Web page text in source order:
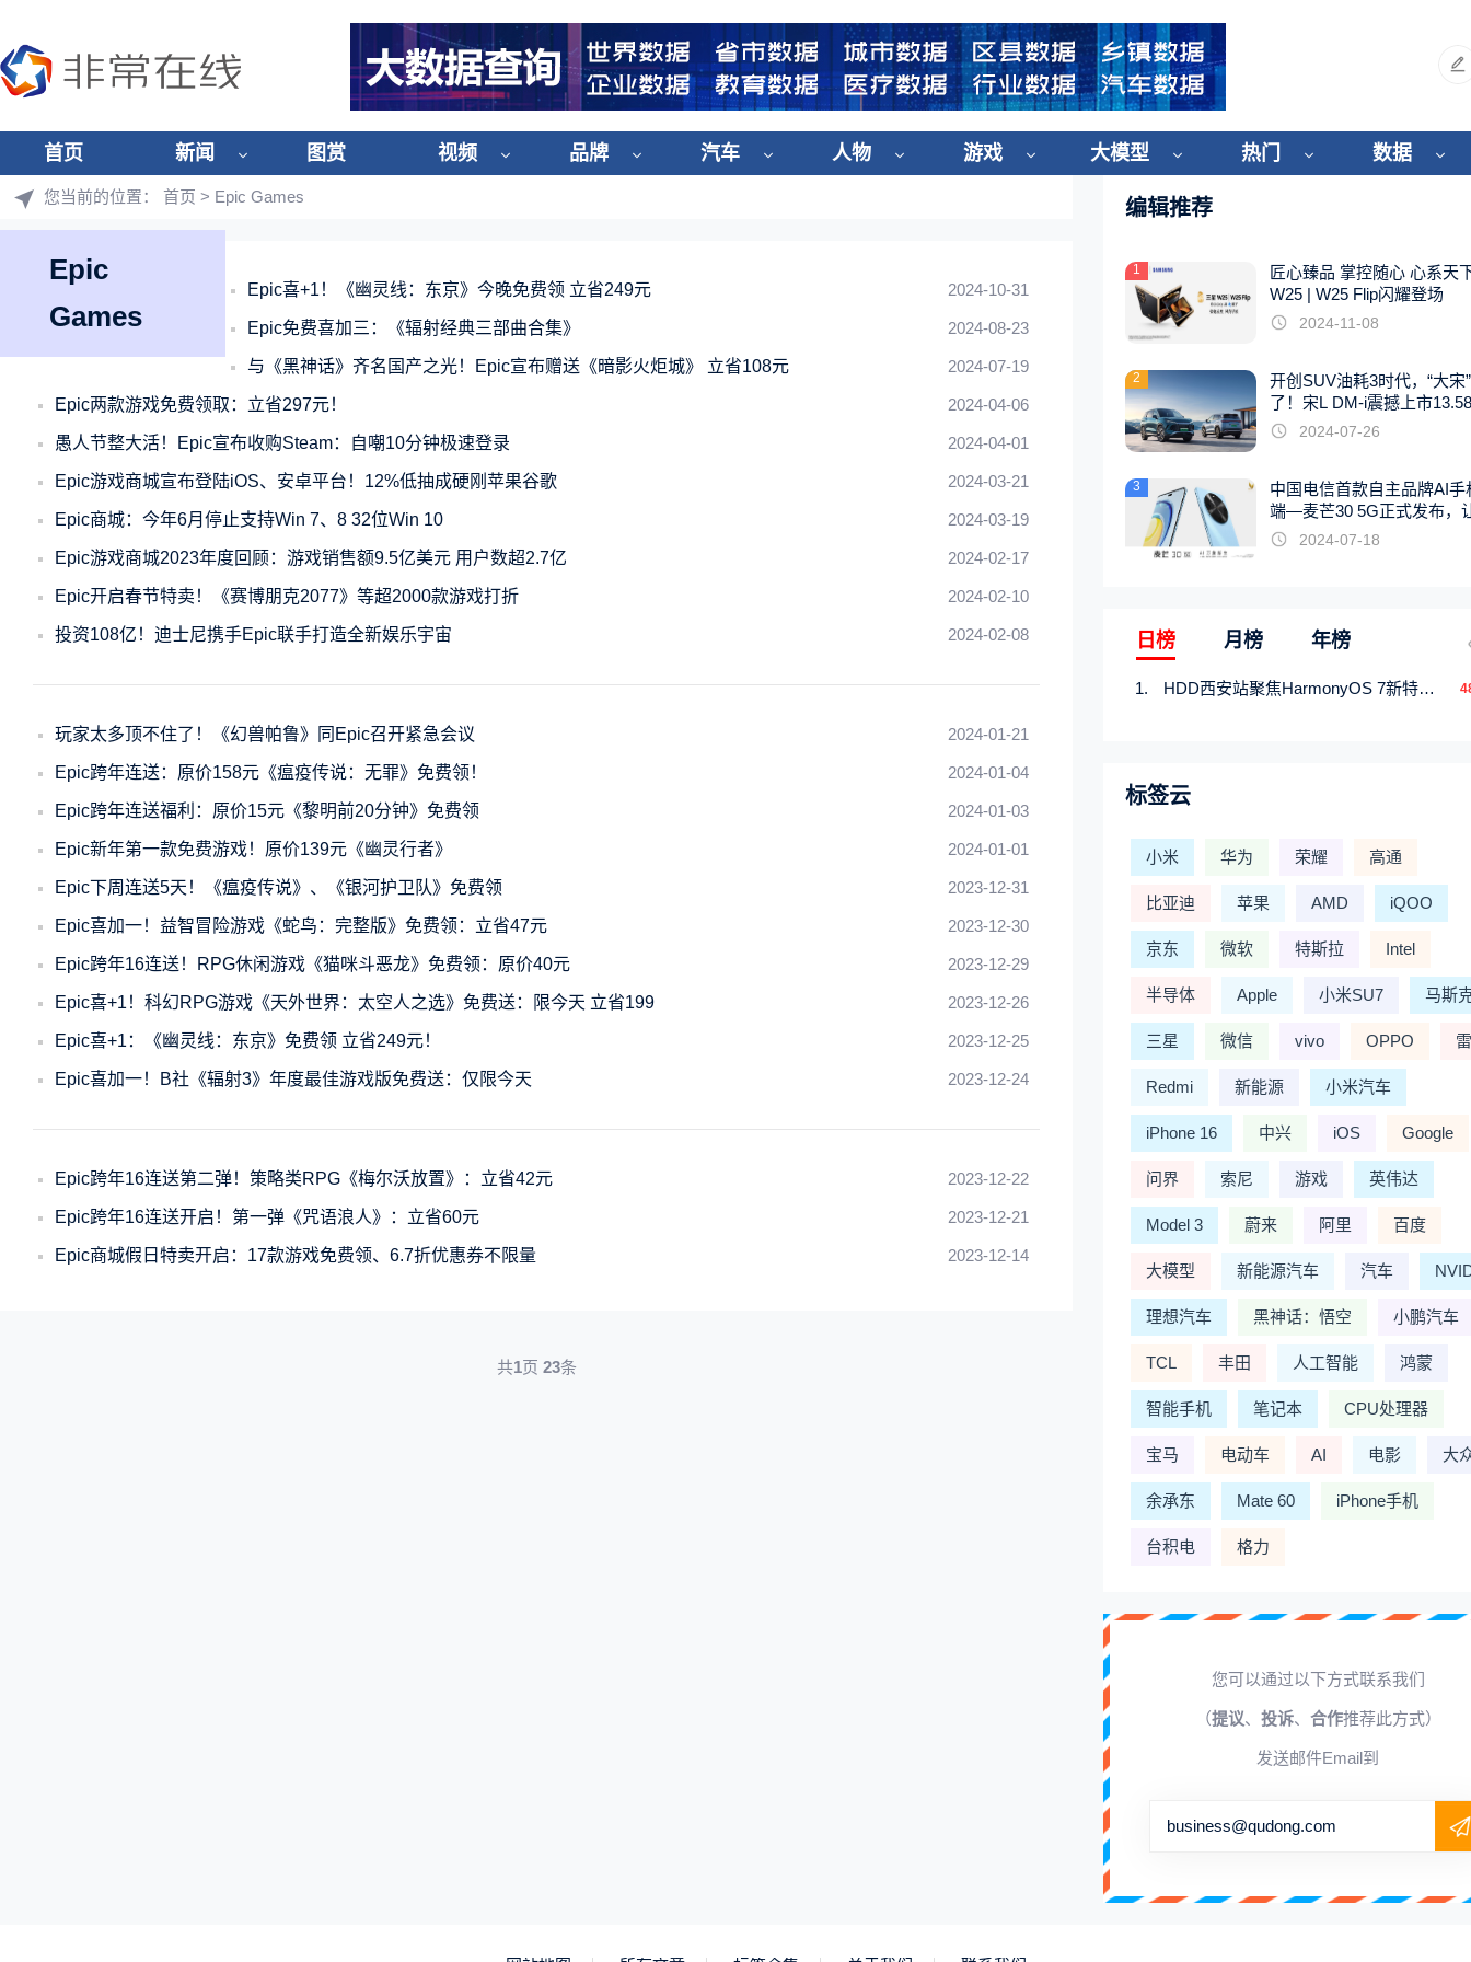
首页 新闻 图赏 视频 品牌 汽车 人物 游戏 大模型 热门 数据
您当前的位置： 首页 > Epic Games
Epic
Games
2024-10-31
Epic喜+1！《幽灵线：东京》今晚免费领 立省249元
2024-08-23
Epic免费喜加三：《辐射经典三部曲合集》
2024-07-19
与《黑神话》齐名国产之光！Epic宣布赠送《暗影火炬城》 立省108元
2024-04-06
Epic两款游戏免费领取：立省297元！
2024-04-01
愚人节整大活！Epic宣布收购Steam：自嘲10分钟极速登录
2024-03-21
Epic游戏商城宣布登陆iOS、安卓平台！12%低抽成硬刚苹果谷歌
2024-03-19
Epic商城：今年6月停止支持Win 7、8 32位Win 10
2024-02-17
Epic游戏商城2023年度回顾：游戏销售额9.5亿美元 用户数超2.7亿
2024-02-10
Epic开启春节特卖！《赛博朋克2077》等超2000款游戏打折
2024-02-08
投资108亿！迪士尼携手Epic联手打造全新娱乐宇宙
2024-01-21
玩家太多顶不住了！《幻兽帕鲁》同Epic召开紧急会议
2024-01-04
Epic跨年连送：原价158元《瘟疫传说：无罪》免费领！
2024-01-03
Epic跨年连送福利：原价15元《黎明前20分钟》免费领
2024-01-01
Epic新年第一款免费游戏！原价139元《幽灵行者》
2023-12-31
Epic下周连送5天！《瘟疫传说》、《银河护卫队》免费领
2023-12-30
Epic喜加一！益智冒险游戏《蛇鸟：完整版》免费领：立省47元
2023-12-29
Epic跨年16连送！RPG休闲游戏《猫咪斗恶龙》免费领：原价40元
2023-12-26
Epic喜+1！科幻RPG游戏《天外世界：太空人之选》免费送：限今天 立省199
2023-12-25
Epic喜+1：《幽灵线：东京》免费领 立省249元！
2023-12-24
Epic喜加一！B社《辐射3》年度最佳游戏版免费送：仅限今天
2023-12-22
Epic跨年16连送第二弹！策略类RPG《梅尔沃放置》：立省42元
2023-12-21
Epic跨年16连送开启！第一弹《咒语浪人》：立省60元
2023-12-14
Epic商城假日特卖开启：17款游戏免费领、6.7折优惠券不限量
共1页 23条
编辑推荐
1
匠心臻品 掌控随心 心系天
W25 | W25 Flip闪耀登场
2024-11-08
2
开创SUV油耗3时代，“大宋
了！宋L DM-i震撼上市
起
2024-07-26
3
中国电信首款自主品牌AI手
端—麦芒30 5G正式发布，
触手可及2024-07-18
日榜 月榜 年榜
HDD西安站聚焦HarmonyOS 7新特性，解锁从互联到智能的应用开发新范式
标签云
小米 华为 荣耀 高通
比亚迪 苹果 AMD iQOO
京东 微软 特斯拉 Intel
半导体 Apple 小米SU7 马斯
三星 微信 vivo OPPO
Redmi 新能源 小米汽车
iPhone 16 中兴 iOS Google
问界 索尼 游戏 英伟达
Model 3 蔚来 阿里 百度
大模型 新能源汽车 汽车
理想汽车 黑神话：悟空 小鹏汽车
TCL 丰田 人工智能 鸿蒙
智能手机 笔记本 CPU处理器
宝马 电动车 AI 电影 大
余承东 Mate 60 iPhone手机
台积电 格力
您可以通过以下方式联系我们
（提议、 投诉、 合作推荐此方式）
发送邮件Email到
business@qudong.com